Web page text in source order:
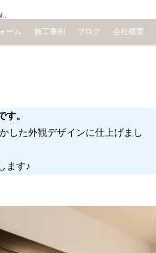
。
ーム 施工事例 ブログ 会社概要
。
した外観デザインに仕上げまし
ます♪